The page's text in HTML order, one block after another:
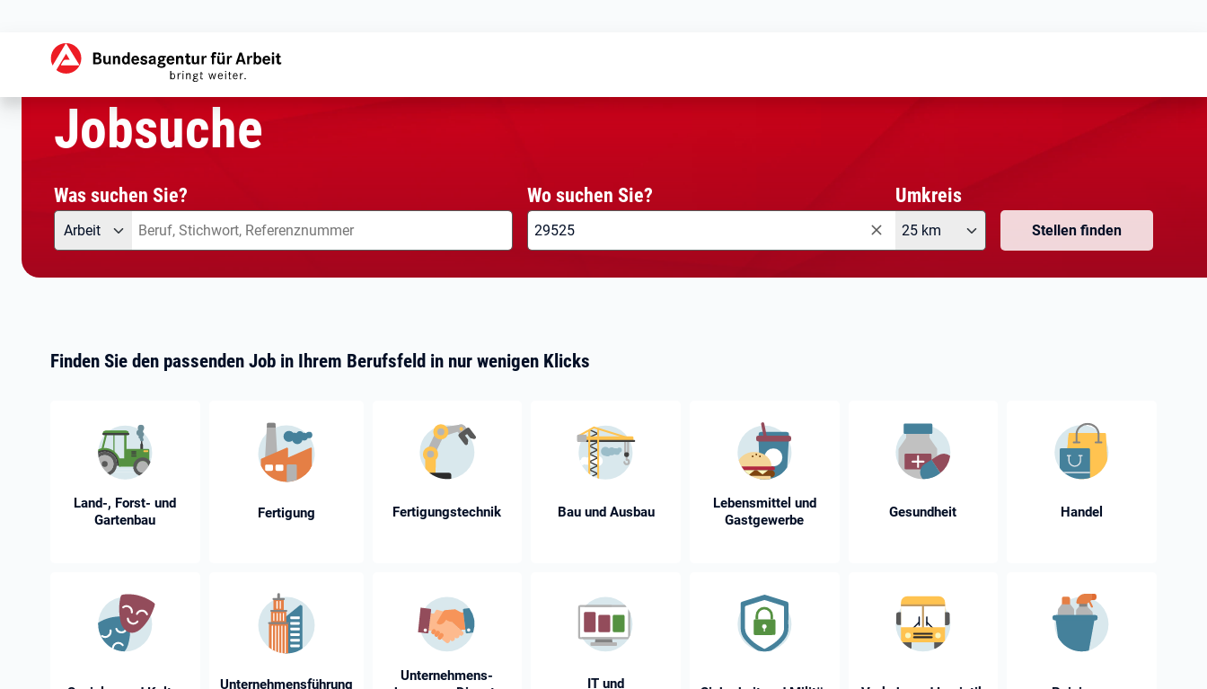
Startseite
Jobsuche
Was suchen Sie?
Angebotsart
Arbeit Was suchen Sie?
Wo suchen Sie? Umkreis
25 km Stellen finden
Finden Sie den passenden Job in Ihrem Berufsfeld in nur wenigen Klicks
Land-, Forst- und
Gartenbau
Fertigung Fertigungstechnik Bau und Ausbau
Lebensmittel und
Gastgewerbe
Gesundheit Handel
Unternehmensführung
Unternehmens­
IT und